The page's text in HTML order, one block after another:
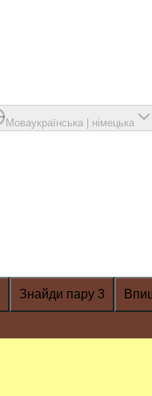
Моваукраїнська німецька
Знайди пару 3